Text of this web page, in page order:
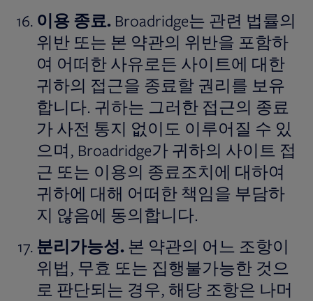
이용종료. Broadridge는 관련 법률의
위반 또는 본 약관의 위반을 포함하
여 어떠한 사유로든 사이트에 대한
귀하의 접근을 종료할 권리를 보유
합니다. 귀하는 그러한 접근의 종료
가 사전 통지 없이도 이루어질 수 있
으며, Broadridge가 귀하의 사이트 접
근 또는 이용의 종료조치에 대하여
귀하에 대해 어떠한 책임을 부담하
지 않음에 동의합니다.
분리가능성. 본 약관의 어느 조항이
위법, 무효 또는 집행불가능한 것으
로 판단되는 경우, 해당 조항은 나머